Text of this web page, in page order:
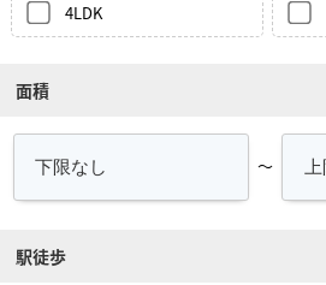
4LDK
面積
～
駅徒歩